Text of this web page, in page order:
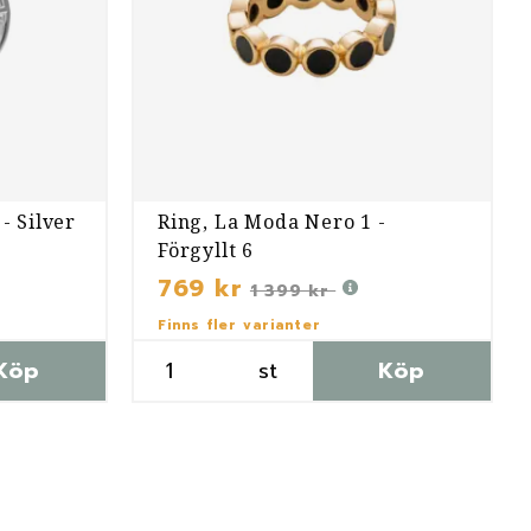
- Silver
Ring, La Moda Nero 1 -
Förgyllt 6
769 kr 1 399 kr
Finns fler varianter
st Köp